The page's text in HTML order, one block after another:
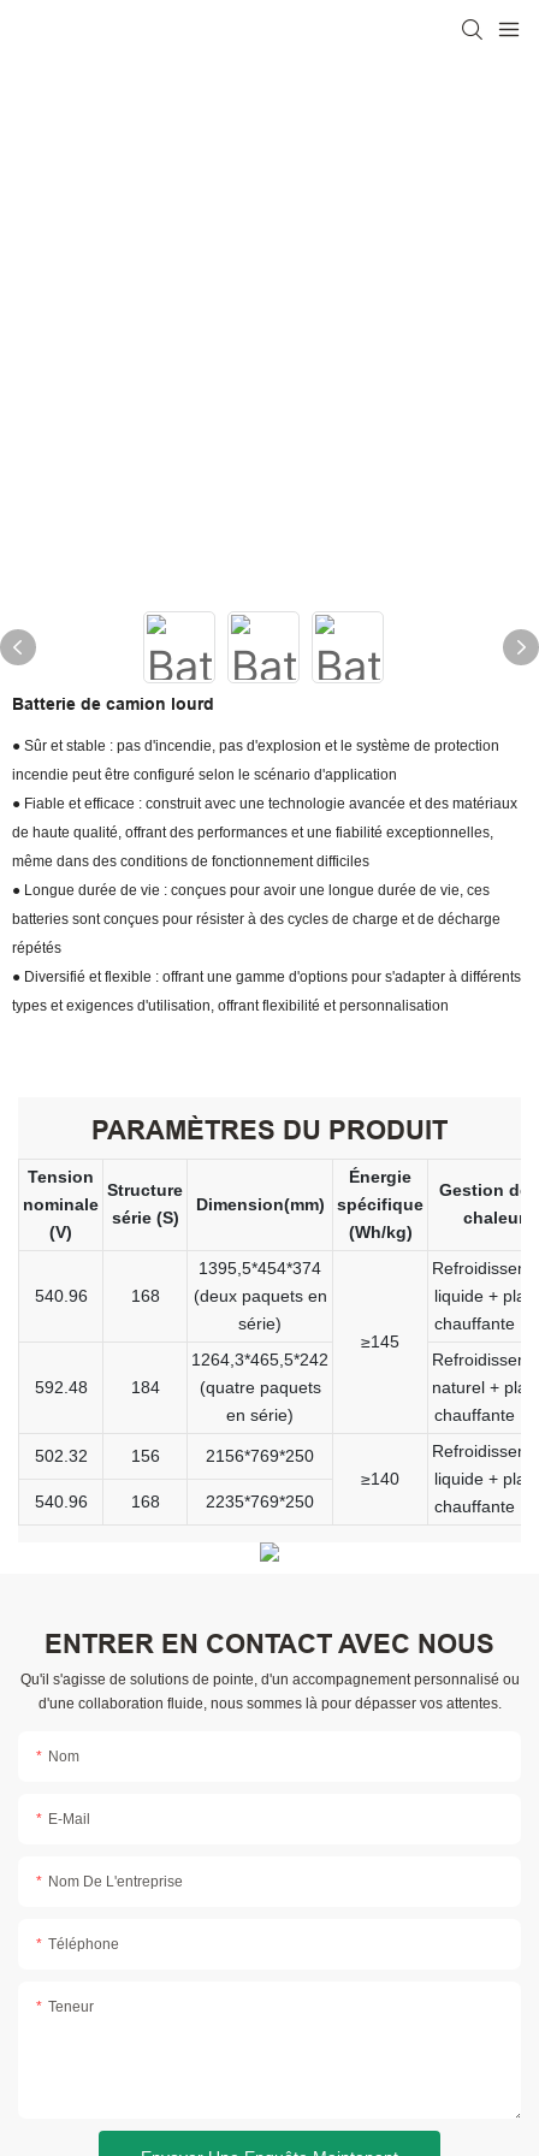
Batterie de camion lourd
● Sûr et stable : pas d'incendie, pas d'explosion et le système de protection
incendie peut être configuré selon le scénario d'application
● Fiable et efficace : construit avec une technologie avancée et des matériaux
de haute qualité, offrant des performances et une fiabilité exceptionnelles,
même dans des conditions de fonctionnement difficiles
● Longue durée de vie : conçues pour avoir une longue durée de vie, ces
batteries sont conçues pour résister à des cycles de charge et de décharge
répétés
● Diversifié et flexible : offrant une gamme d'options pour s'adapter à différents
types et exigences d'utilisation, offrant flexibilité et personnalisation
PARAMÈTRES DU PRODUIT
Tension
nominale
(V)
Structure
série (S)
Dimension(mm)
Énergie
spécifique
(Wh/kg)
Gestion de
chaleur
540.96 168
1395,5*454*374
(deux paquets en
série)
≥145
liquide +
chauffante
592.48 184
1264,3*465,5*242
(quatre paquets
en série)
naturel +
chauffante
502.32 156
2156*769*250
≥140
liquide +
chauffante
540.96 168 2235*769*250
ENTRER EN CONTACT AVEC NOUS
Qu'il s'agisse de solutions de pointe, d'un accompagnement personnalisé ou
d'une collaboration fluide, nous sommes là pour dépasser vos attentes.
Nom
E-Mail
Nom De L'entreprise
Téléphone
Teneur